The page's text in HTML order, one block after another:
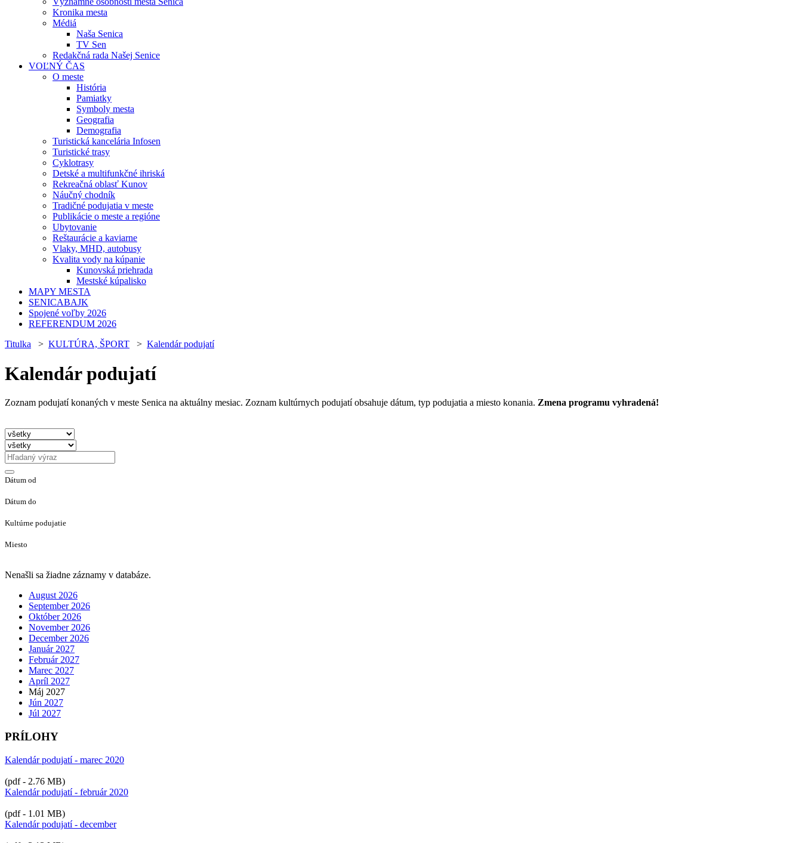
Kronika mesta
Médiá
Naša Senica
TV Sen
Redakčná rada Našej Senice
VOĽNÝ ČAS
O meste
História
Pamiatky
Symboly mesta
Geografia
Demografia
Turistická kancelária Infosen
Turistické trasy
Cyklotrasy
Detské a multifunkčné ihriská
Rekreačná oblasť Kunov
Náučný chodník
Tradičné podujatia v meste
Publikácie o meste a regióne
Ubytovanie
Reštaurácie a kaviarne
Vlaky, MHD, autobusy
Kvalita vody na kúpanie
Kunovská priehrada
Mestské kúpalisko
MAPY MESTA
SENICABAJK
Spojené voľby 2026
REFERENDUM 2026
Titulka > KULTÚRA, ŠPORT > Kalendár podujatí
Kalendár podujatí
Zoznam podujatí konaných v meste Senica na aktuálny mesiac. Zoznam kultúrnych podujatí obsahuje dátum, typ podujatia a miesto konania. Zmena programu vyhradená!
Dátum od
Dátum do
Kultúrne podujatie
Miesto
Nenašli sa žiadne záznamy v databáze.
August 2026
September 2026
Október 2026
November 2026
December 2026
Január 2027
Február 2027
Marec 2027
Apríl 2027
Máj 2027
Jún 2027
Júl 2027
PRÍLOHY
Kalendár podujatí - marec 2020
(pdf - 2.76 MB)
Kalendár podujatí - február 2020
(pdf - 1.01 MB)
Kalendár podujatí - december